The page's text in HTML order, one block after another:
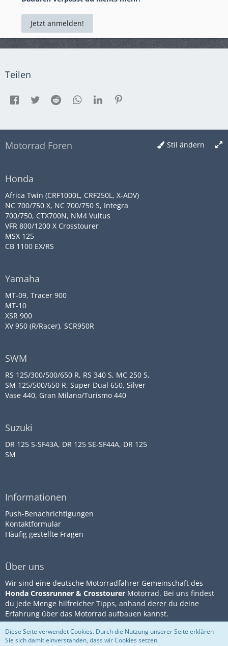
Jetzt anmelden!
Teilen
Stil ändern
Motorrad Foren
Honda
Africa Twin (CRF1000L, CRF250L, X-ADV)
NC 700/750 X, NC 700/750 S, Integra
700/750, CTX700N, NM4 Vultus
VFR 800/1200 X Crosstourer
MSX 125
CB 1100 EX/RS
Yamaha
MT-09, Tracer 900
MT-10
XSR 900
XV 950 (R/Racer), SCR950R
SWM
RS 125/300/500/650 R, RS 340 S, MC 250 S,
SM 125/500/650 R, Super Dual 650, Silver
Vase 440, Gran Milano/Turismo 440
Suzuki
DR 125 S-SF43A, DR 125 SE-SF44A, DR 125
SM
Informationen
Push-Benachrichtigungen
Kontaktformular
Häufig gestellte Fragen
Über uns
Wir sind eine deutsche Motorradfahrer Gemeinschaft des
Honda Crossrunner & Crosstourer Motorrad. Bei uns findest
du jede Menge hilfreicher Tipps, anhand derer du deine
Erfahrung über das Motorrad aufbauen kannst.
Community-Software:WoltLab Impressum
Diese Seite verwendet Cookies. Durch die Nutzung unserer Seite erklären
Sie sich damit einverstanden, dass wir Cookies setzen.